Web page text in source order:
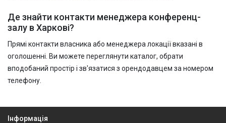
Де знайти контакти менеджера конференц-
залу в Харкові?
Прямі контакти власника або менеджера локації вказані в
оголошенні. Ви можете переглянути каталог, обрати
вподобаний простір і зв'язатися з орендодавцем за номером
телефону.
Інформація